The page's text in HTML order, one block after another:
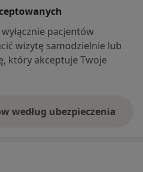
pacjentów
wizytę samodzielnie lub
który akceptuje Twoje
według ubezpieczenia